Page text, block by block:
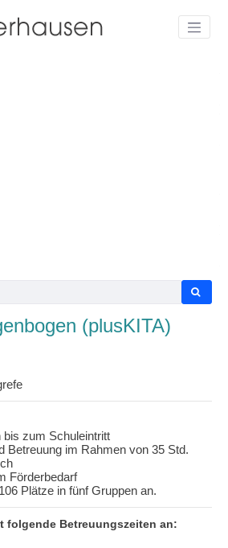
(plusKITA)
bis zum Schuleintritt
Betreuung im Rahmen von 35 Std.
Förderbedarf
Plätze in fünf Gruppen an.
folgende Betreuungszeiten an: